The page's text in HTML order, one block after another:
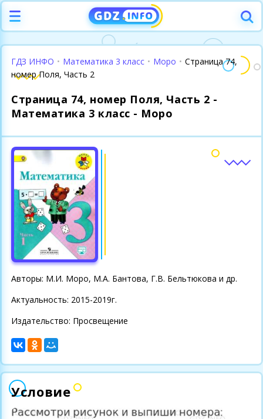
ГДЗ ИНФО • Математика 3 класс • Моро • Страница 74,
номер Поля, Часть 2
Страница 74, номер Поля, Часть 2 -
Математика 3 класс - Моро
Авторы: М.И. Моро, М.А. Бантова, Г.В. Бельтюкова и др.
Актуальность: 2015-2019г.
Издательство: Просвещение
Условие